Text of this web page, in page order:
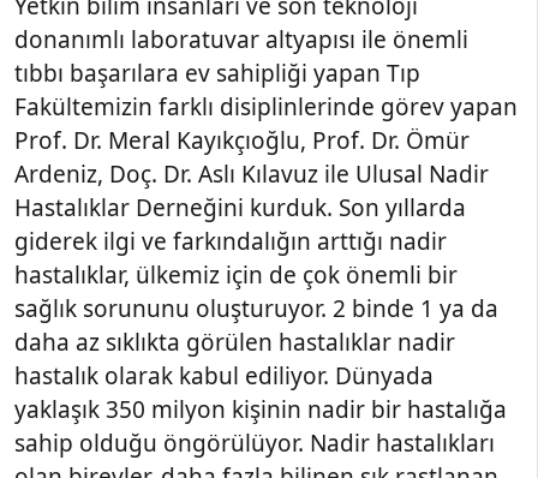
donanımlı laboratuvar altyapısı ile önemli
tıbbı başarılara ev sahipliği yapan Tıp
Fakültemizin farklı disiplinlerinde görev yapan
Prof. Dr. Meral Kayıkçıoğlu, Prof. Dr. Ömür
Ardeniz, Doç. Dr. Aslı Kılavuz ile Ulusal Nadir
Hastalıklar Derneğini kurduk. Son yıllarda
giderek ilgi ve farkındalığın arttığı nadir
hastalıklar, ülkemiz için de çok önemli bir
sağlık sorununu oluşturuyor. 2 binde 1 ya da
daha az sıklıkta görülen hastalıklar nadir
hastalık olarak kabul ediliyor. Dünyada
yaklaşık 350 milyon kişinin nadir bir hastalığa
sahip olduğu öngörülüyor. Nadir hastalıkları